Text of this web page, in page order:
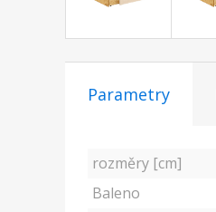
Parametry
rozměry [cm]
Baleno